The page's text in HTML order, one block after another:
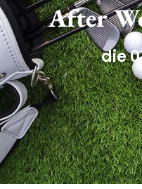
After
die